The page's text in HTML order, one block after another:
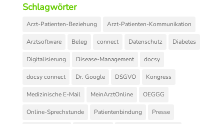
Schlagwörter
Arzt-Patienten-Beziehung Arzt-Patienten-Kommunikation
Arztsoftware Beleg connect Datenschutz Diabetes
Digitalisierung Disease-Management docsy
docsy connect Dr. Google DSGVO Kongress
Medizinische E-Mail MeinArztOnline OEGGG
Online-Sprechstunde Patientenbindung Presse